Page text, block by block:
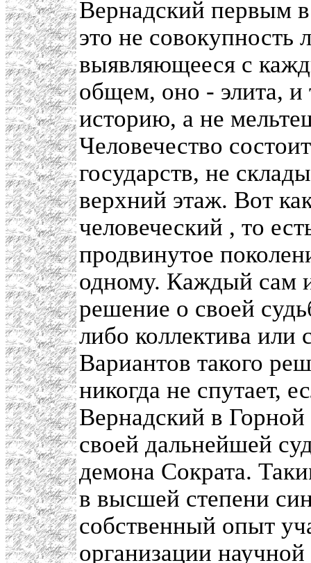
Вернадский первым в
это не совокупность
выявляющееся с
общем, оно - элита, и
историю, а не
Человечество
государств, не
верхний этаж. Вот
человеческий , то
продвинутое
одному. Каждый сам
решение о своей
либо коллектива или
Вариантов такого
никогда не спутает,
Вернадский в
своей дальнейшей
демона Сократа.
в высшей степени
собственный опыт
организации